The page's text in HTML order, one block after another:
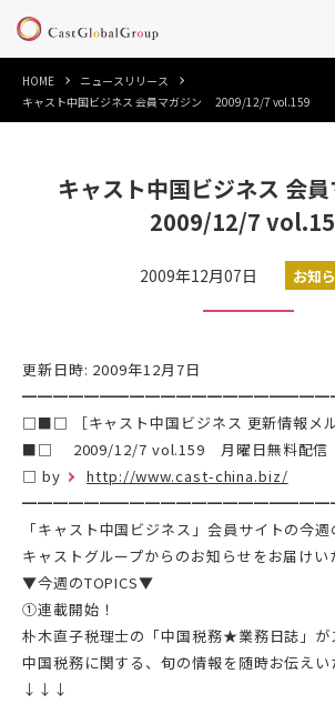
HOME
ニュースリリース
キャスト中国ビジネス 会員マガジン 2009/12/7 vol.159
キャスト中国ビジネス 会
2009/12/7
2009年12月07日 お知
更新日時: 2009年12月7日
□■□ ［キャスト中国ビジネス 更新情報メル
■□ 2009/12/7 vol.159 月曜日無料配信
□ by
http://www.cast-china.biz/
「キャスト中国ビジネス」会員サイトの今
キャストグループからのお知らせをお届けい
▼今週のTOPICS▼
①連載開始！
朴木直子税理士の「中国税務★業務日誌」が
中国税務に関する、旬の情報を随時お伝えい
↓↓↓